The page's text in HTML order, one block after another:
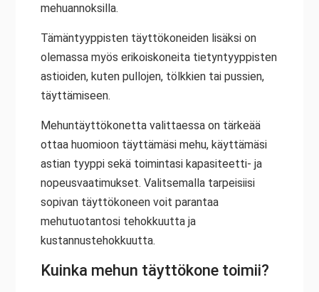
mehuannoksilla.
Tämäntyyppisten täyttökoneiden lisäksi on
olemassa myös erikoiskoneita tietyntyyppisten
astioiden, kuten pullojen, tölkkien tai pussien,
täyttämiseen.
Mehuntäyttökonetta valittaessa on tärkeää
ottaa huomioon täyttämäsi mehu, käyttämäsi
astian tyyppi sekä toimintasi kapasiteetti- ja
nopeusvaatimukset. Valitsemalla tarpeisiisi
sopivan täyttökoneen voit parantaa
mehutuotantosi tehokkuutta ja
kustannustehokkuutta.
Kuinka mehun täyttökone toimii?